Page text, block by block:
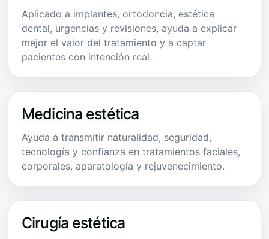
Aplicado a implantes, ortodoncia, estética
dental, urgencias y revisiones, ayuda a explicar
mejor el valor del tratamiento y a captar
pacientes con intención real.
Medicina estética
Ayuda a transmitir naturalidad, seguridad,
tecnología y confianza en tratamientos faciales,
corporales, aparatología y rejuvenecimiento.
Cirugía estética